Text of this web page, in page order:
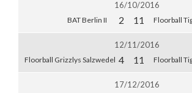
16/10/2016
BAT Berlin II 2 11 Floorball
12/11/2016
Floorball Grizzlys Salzwedel 4 11 Floorball
17/12/2016